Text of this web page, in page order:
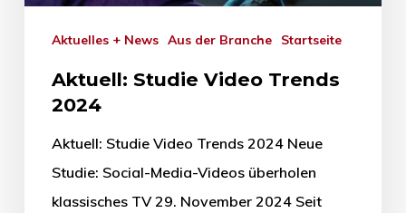
Aktuelles + News Aus der Branche Startseite
Aktuell: Studie Video Trends
2024
Aktuell: Studie Video Trends 2024 Neue
Studie: Social-Media-Videos überholen
klassisches TV 29. November 2024 Seit